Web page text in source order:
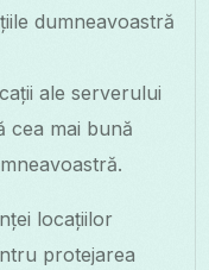
dumneavoastră
ale serverului
cea mai bună
locațiilor
protejarea